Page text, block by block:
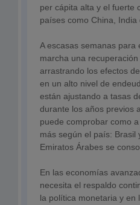
per cápita alta y el fuerte
países como China, India
A escasas semanas
marcha una
arrastrando los efectos
en un alto nivel de
están ajustando a tasas
durante los años previos
puede comprobar como
más según el país: Brasil
Emiratos Árabes se
En las economías
necesita el respaldo
la política monetaria y en